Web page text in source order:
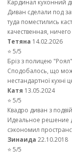
Кардинал кухонний
Диван сделали под
туда поместились
качественная,
Тетяна 14.02.2026
⭐ 5/5
Бріз з полицею "Роял"
Сподобалось, що
нестандартної кухні
Катя 13.05.2024
⭐ 5/5
Квадро диван з
Идеальное решение
сэкономил
Зинаида 22.10.2018
⭐ 5/5